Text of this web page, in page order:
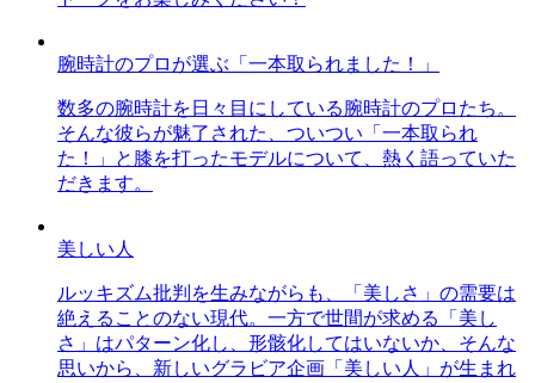
腕時計のプロが選ぶ「一本取られました！」
数多の腕時計を日々目にしている腕時計のプロたち。
そんな彼らが魅了された、ついつい「一本取られ
た！」と膝を打ったモデルについて、熱く語っていた
だきます。
美しい人
ルッキズム批判を生みながらも、「美しさ」の需要は
絶えることのない現代。一方で世間が求める「美し
さ」はパターン化し、形骸化してはいないか、そんな
思いから、新しいグラビア企画「美しい人」が生まれ